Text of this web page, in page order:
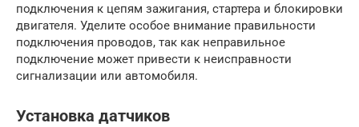
подключения к цепям зажигания, стартера и блокировки
двигателя. Уделите особое внимание правильности
подключения проводов, так как неправильное
подключение может привести к неисправности
сигнализации или автомобиля.
Установка датчиков